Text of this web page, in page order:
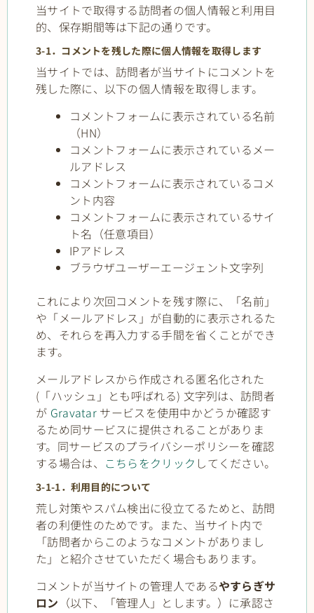
当サイトで取得する訪問者の個人情報と利用目
的、保存期間等は下記の通りです。
3-1．コメントを残した際に個人情報を取得します
当サイトでは、訪問者が当サイトにコメントを
残した際に、以下の個人情報を取得します。
コメントフォームに表示されている名前
（HN）
コメントフォームに表示されているメー
ルアドレス
コメントフォームに表示されているコメ
ント内容
コメントフォームに表示されているサイ
ト名（任意項目）
IPアドレス
ブラウザユーザーエージェント文字列
これにより次回コメントを残す際に、「名前」
や「メールアドレス」が自動的に表示されるた
め、それらを再入力する手間を省くことができ
ます。
メールアドレスから作成される匿名化された
(「ハッシュ」とも呼ばれる) 文字列は、訪問者
が Gravatar サービスを使用中かどうか確認す
るため同サービスに提供されることがありま
す。同サービスのプライバシーポリシーを確認
する場合は、 こちらをクリック してください。
3-1-1．利用目的について
荒し対策やスパム検出に役立てるためと、訪問
者の利便性のためです。また、当サイト内で
「訪問者からこのようなコメントがありまし
た」と紹介させていただく場合もあります。
コメントが当サイトの管理人であるやすらぎサ
ロン （以下、「管理人」とします。）に承認さ